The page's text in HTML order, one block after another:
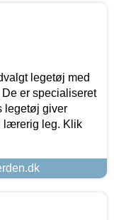
legetøj med
er specialiseret
legetøj giver
lærerig leg. Klik